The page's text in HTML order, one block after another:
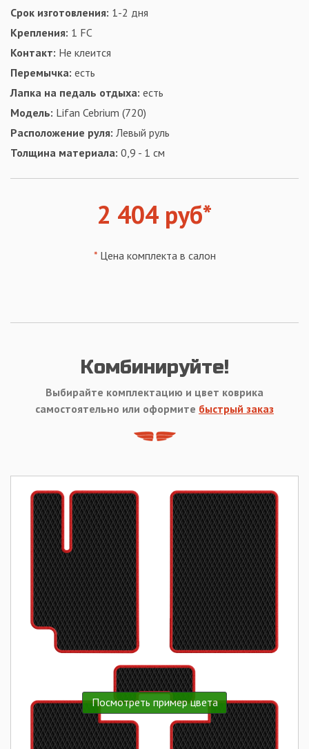
Срок изготовления: 1-2 дня
Крепления: 1 FC
Контакт: Не клеится
Перемычка: есть
Лапка на педаль отдыха: есть
Модель: Lifan Cebrium (720)
Расположение руля: Левый руль
Толщина материала: 0,9 - 1 см
2 404 руб*
*Цена комплекта в салон
Комбинируйте!
Выбирайте комплектацию и цвет коврика
самостоятельно или оформите быстрый заказ
Посмотреть пример цвета